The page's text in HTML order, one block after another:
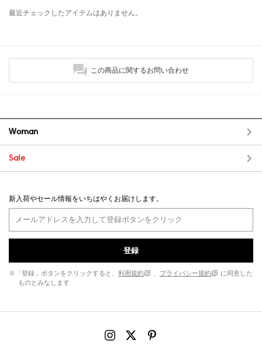
最近チェックしたアイテムはありません。
この商品に関するお問い合わせ
Woman
Sale
新入荷やセール情報をいちはやくお届けします。
登録
※「登録」ボタンをクリックすると、 利用規約 、 プライバシー規約
に同意した
ものとみなします